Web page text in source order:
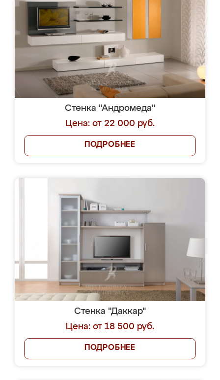
Стенка "Андромеда"
Цена: от 22 000 руб.
ПОДРОБНЕЕ
Стенка "Даккар"
Цена: от 18 500 руб.
ПОДРОБНЕЕ